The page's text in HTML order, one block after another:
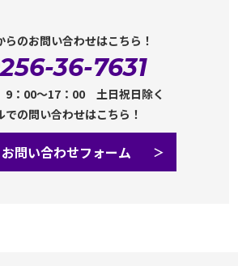
らのお問い合わせはこちら！
36-7631
：00～17：00 土日祝日除く
での問い合わせはこちら！
お問い合わせフォーム